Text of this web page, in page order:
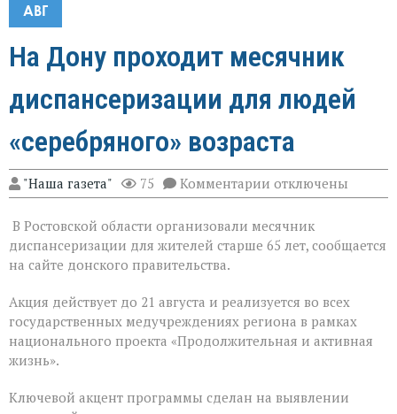
АВГ
На Дону проходит месячник
диспансеризации для людей
«серебряного» возраста
"Наша газета" 75 Комментарии к
записи
Дону
проходит
месячник
людей
«серебряного»
возраста
отключены
В Ростовской области организовали месячник
диспансеризации для жителей старше 65 лет, сообщается
на сайте донского правительства.
Акция действует до 21 августа и реализуется во всех
государственных медучреждениях региона в рамках
национального проекта «Продолжительная и активная
жизнь».
Ключевой акцент программы сделан на выявлении